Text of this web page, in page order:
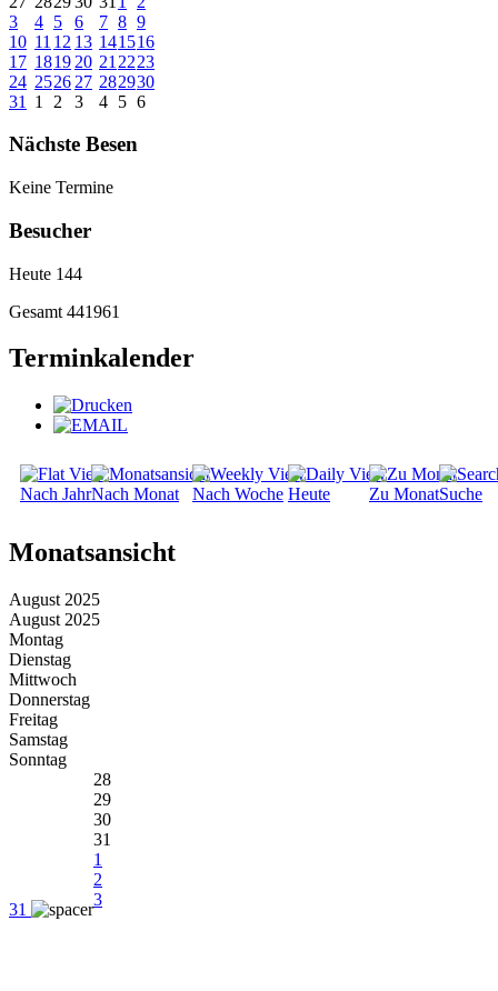
3
4 5 6 7 8 9
10 11 12 13 141516
17 1819 20 21 2223
24 2526 27 282930
31
1 2 3 4 5 6
Nächste Besen
Keine Termine
Besucher
Heute 144
Gesamt 441961
Terminkalender
Nach JahrNach Monat Nach Woche Heute Zu MonatSuche
Monatsansicht
August 2025
August 2025
Montag
Dienstag
Mittwoch
Donnerstag
Freitag
Samstag
Sonntag
31
28
29
30
31
1
2
3